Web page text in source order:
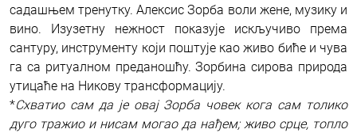
садашњем тренутку. Алексис Зорба воли жене, музику и
вино. Изузетну нежност показује искључиво према
сантуру, инструменту који поштује као живо биће и чува
га са ритуалном преданошћу. Зорбина сирова природа
утицаће на Никову трансформацију.
*Схватио сам да је овај Зорба човек кога сам толико
дуго тражио и нисам могао да нађем; живо срце, топло